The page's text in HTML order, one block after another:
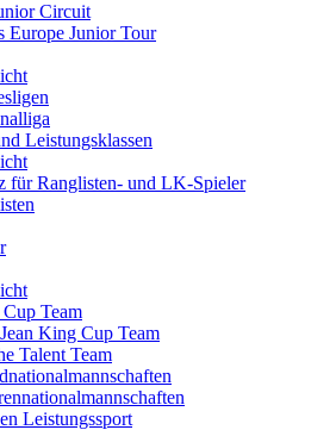
Circuit
Europe Junior Tour
Leistungsklassen
für Ranglisten- und LK-Spieler
Team
King Cup Team
Talent Team
Leistungssport